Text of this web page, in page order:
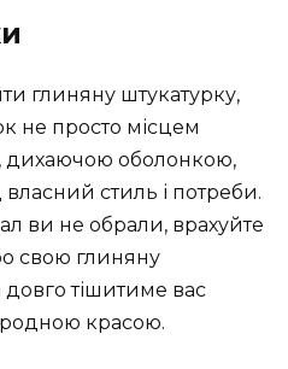
глиняну штукатурку,
не просто місцем
оболонкою,
стиль і потреби.
ви не обрали, врахуйте
свою глиняну
тішитиме вас
красою.